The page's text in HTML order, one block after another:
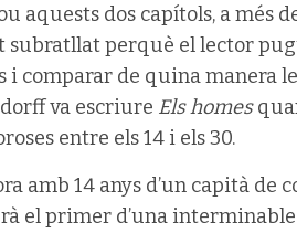
aquests dos capítols, a més
subratllat perquè el lector
comparar de quina manera
va escriure Els homes
entre els 14 i els 30.
amb 14 anys d’un capità de
el primer d’una